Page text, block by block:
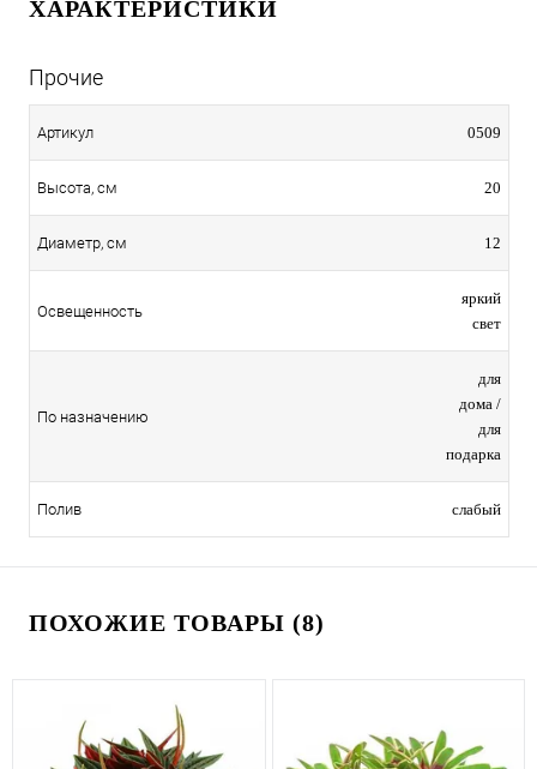
ХАРАКТЕРИСТИКИ
Прочие
Артикул 0509
Высота, см 20
Диаметр, см 12
Освещенность
яркий
свет
По назначению
для
дома /
для
подарка
Полив слабый
ПОХОЖИЕ ТОВАРЫ (8)